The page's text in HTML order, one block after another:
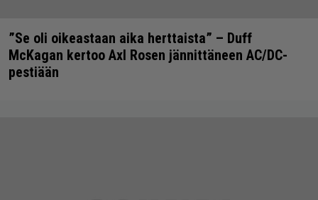
”Se oli oikeastaan aika herttaista” – Duff
McKagan kertoo Axl Rosen jännittäneen AC/DC-
pestiään